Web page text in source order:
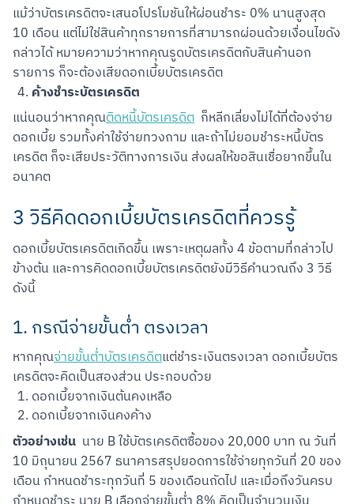
แม้ว่าบัตรเครดิตจะเสนอโปรโมชันให้ผ่อนชำระ 0% นานสูงสุด
10 เดือน แต่ไม่ใช่สินค้าทุกรายการที่สามารถผ่อนด้วยเงื่อนไขดัง
กล่าวได้ หมายความว่าหากคุณรูดบัตรเครดิตกับสินค้านอก
รายการ ก็จะต้องเสียดอกเบี้ยบัตรเครดิต
ค้างชำระบัตรเครดิต
แน่นอนว่าหากคุณติดหนี้บัตรเครดิต
  ก็หลีกเลี่ยงไม่ได้ที่ต้องจ่าย
ดอกเบี้ย รวมทั้งค่าใช้จ่ายทวงถาม และถ้าไม่ยอมชำระหนี้บัตร
เครดิต ก็จะเสียประวัติทางการเงิน ส่งผลให้ขอสินเชื่อยากขึ้นใน
อนาคต
3 วิธีคิดดอกเบี้ยบัตรเครดิตที่ควรรู้
ดอกเบี้ยบัตรเครดิตเกิดขึ้น เพราะเหตุผลทั้ง 4 ข้อตามที่กล่าวไป
ข้างต้น และการคิดดอกเบี้ยบัตรเครดิตยังมีวิธีคำนวณถึง 3 วิธี
ดังนี้
1. กรณีจ่ายขั้นต่ำ ตรงเวลา
หากคุณจ่ายขั้นต่ำบัตรเครดิตแต่ชำระเงินตรงเวลา ดอกเบี้ยบัตร
เครดิตจะคิดเป็นสองส่วน ประกอบด้วย
ดอกเบี้ยจากเงินต้นคงเหลือ
ดอกเบี้ยจากเงินคงค้าง
ตัวอย่างเช่น
  นาย B ใช้บัตรเครดิตซื้อของ 20,000 บาท ณ วันที่
10 มิถุนายน 2567 ธนาคารสรุปยอดการใช้จ่ายทุกวันที่ 20 ของ
เดือน กำหนดชำระทุกวันที่ 5 ของเดือนถัดไป และเมื่อถึงวันครบ